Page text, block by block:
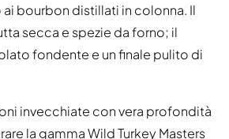
bourbon distillati in colonna. Il
secca e spezie da forno; il
fondente e un finale pulito di
invecchiate con vera profondità
la gamma Wild Turkey Masters